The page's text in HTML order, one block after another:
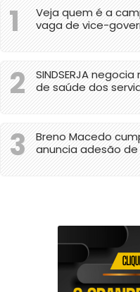
1
Veja quem é a
vaga de vice-
2
SINDSERJA
de saúde dos
3
Breno Macedo
anuncia adesão de